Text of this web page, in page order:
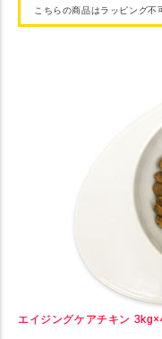
こちらの商品はラッピング不
エイジングケアチキン